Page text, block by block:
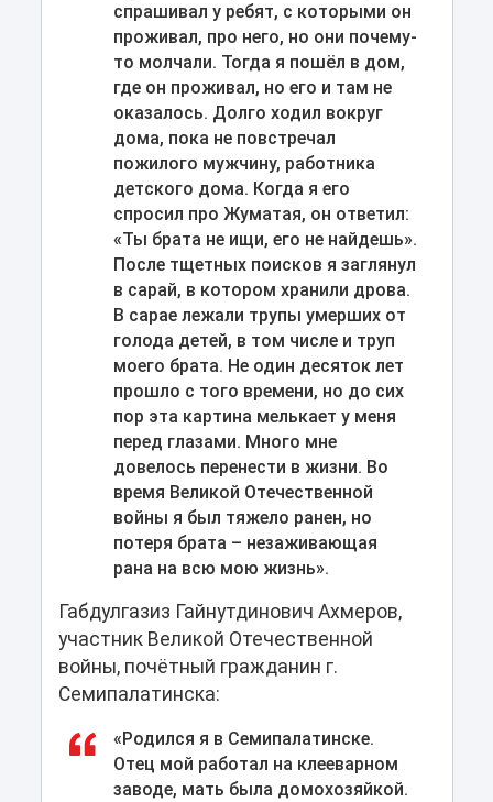
спрашивал у ребят, с которыми он
проживал, про него, но они почему-
то молчали. Тогда я пошёл в дом,
где он проживал, но его и там не
оказалось. Долго ходил вокруг
дома, пока не повстречал
пожилого мужчину, работника
детского дома. Когда я его
спросил про Жуматая, он ответил:
«Ты брата не ищи, его не найдешь».
После тщетных поисков я заглянул
в сарай, в котором хранили дрова.
В сарае лежали трупы умерших от
голода детей, в том числе и труп
моего брата. Не один десяток лет
прошло с того времени, но до сих
пор эта картина мелькает у меня
перед глазами. Много мне
довелось перенести в жизни. Во
время Великой Отечественной
войны я был тяжело ранен, но
потеря брата – незаживающая
рана на всю мою жизнь».
Габдулгазиз Гайнутдинович Ахмеров,
участник Великой Отечественной
войны, почётный гражданин г.
Семипалатинска:
«Родился я в Семипалатинске.
Отец мой работал на клееварном
заводе, мать была домохозяйкой.